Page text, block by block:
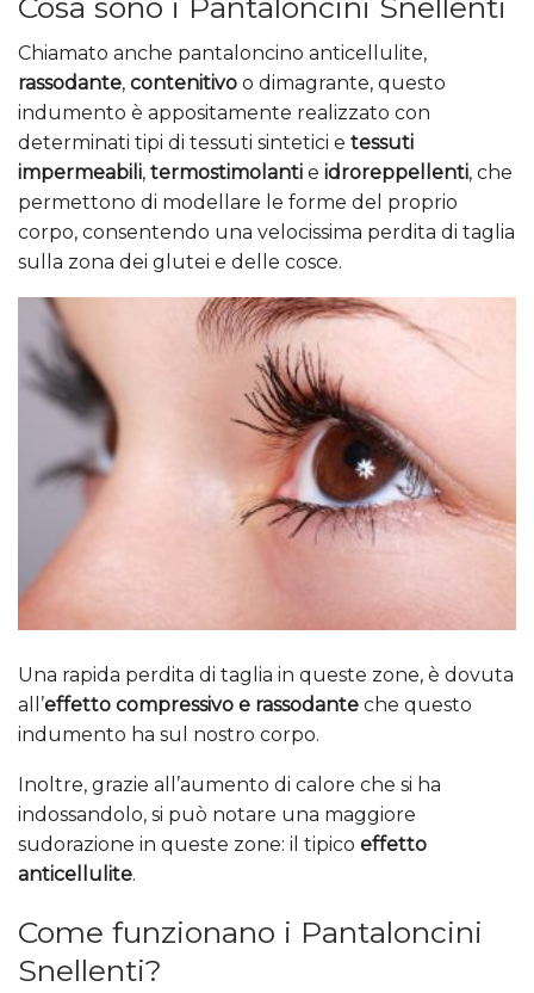
Cosa sono i Pantaloncini Snellenti
Chiamato anche pantaloncino anticellulite,
rassodante, contenitivo o dimagrante, questo
indumento è appositamente realizzato con
determinati tipi di tessuti sintetici e tessuti
impermeabili, termostimolanti e idroreppellenti, che
permettono di modellare le forme del proprio
corpo, consentendo una velocissima perdita di taglia
sulla zona dei glutei e delle cosce.
Una rapida perdita di taglia in queste zone, è dovuta
all’effetto compressivo e rassodante che questo
indumento ha sul nostro corpo.
Inoltre, grazie all’aumento di calore che si ha
indossandolo, si può notare una maggiore
sudorazione in queste zone: il tipico effetto
anticellulite.
Come funzionano i Pantaloncini
Snellenti?